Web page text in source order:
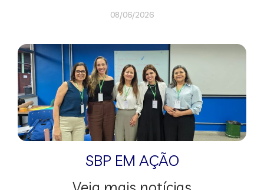
08/06/2026
SBP EM AÇÃO